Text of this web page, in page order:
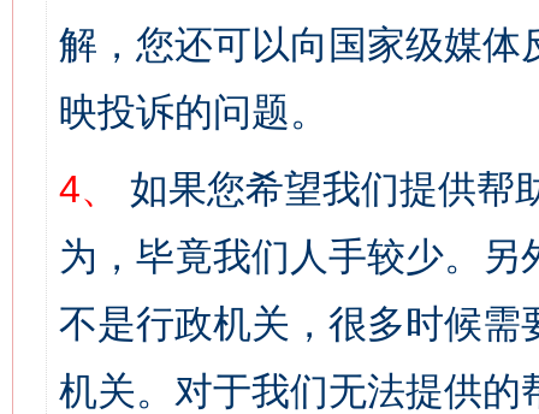
解，您还可以向国家级媒
映投诉的问题。
4、
如果您希望我们提供帮
为，毕竟我们人手较少。
不是行政机关，很多时候
机关。对于我们无法提供